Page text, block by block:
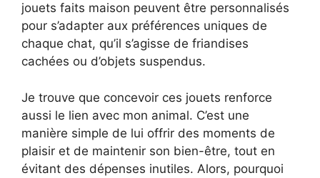
jouets faits maison peuvent être personnalisés
pour s’adapter aux préférences uniques de
chaque chat, qu’il s’agisse de friandises
cachées ou d’objets suspendus.
Je trouve que concevoir ces jouets renforce
aussi le lien avec mon animal. C’est une
manière simple de lui offrir des moments de
plaisir et de maintenir son bien-être, tout en
évitant des dépenses inutiles. Alors, pourquoi